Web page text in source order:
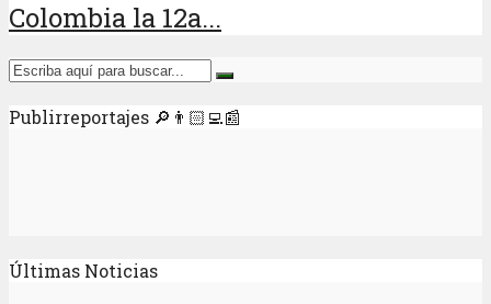
Colombia la 12a...
Publirreportajes 🔎👨🏻‍💻📰
Últimas Noticias